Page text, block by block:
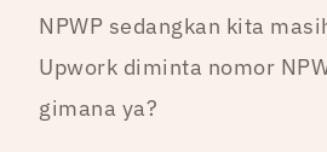
NPWP sedangkan kita
Upwork diminta nomor
gimana ya?